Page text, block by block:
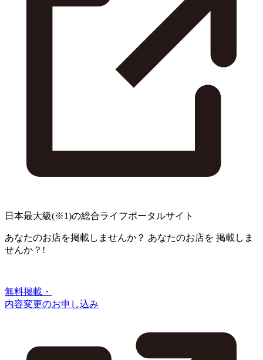
日本最大級(※1)の総合ライフポータルサイト
あなたのお店を掲載しませんか？ あなたのお店を 掲載しま
せんか？!
無料掲載・
内容変更のお申し込み